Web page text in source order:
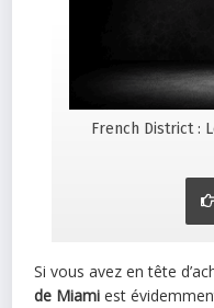
French District :
Si vous avez en tête
de Miami est